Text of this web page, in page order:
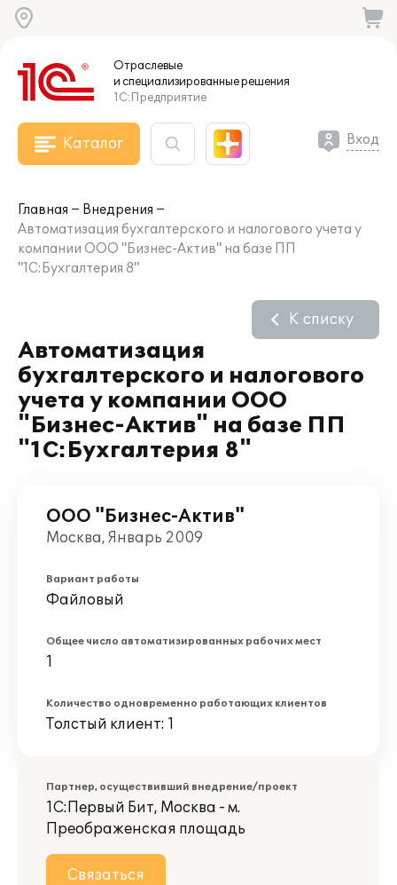
Отраслевые
и специализированныерешения
1С:Предприятие
Каталог Вход
Главная
Внедрения
Автоматизация бухгалтерского и налогового учета у
компании ООО "Бизнес-Актив" на базе ПП
"1С:Бухгалтерия 8"
Автоматизация
бухгалтерского и налогового
учета у компании ООО
"Бизнес-Актив" на базе ПП
"1С:Бухгалтерия 8"
К списку
ООО "Бизнес-Актив"
Москва, Январь 2009
Вариант работы
Файловый
Общее число автоматизированных рабочих мест
1
Количество одновременно работающих клиентов
Толстый клиент: 1
Партнер, осуществивший внедрение/проект
1С:Первый Бит, Москва - м.
Преображенская площадь
Связаться